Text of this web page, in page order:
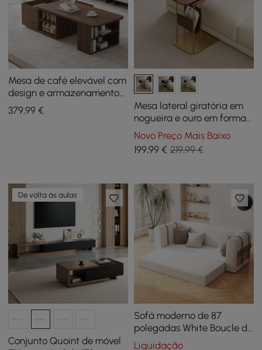
Mesa de café elevável com
design e armazenamento
extensíveis
379,99 €
Mesa lateral giratória em
nogueira e ouro em forma
de C com armazenamento
Novo Preço Mais Baixo
199,99€ 219,99 €
De volta às aulas
Conjunto Quoint de móvel
Sofá moderno de 87
polegadas White Boucle de
3 lugares estofado
Liquidação